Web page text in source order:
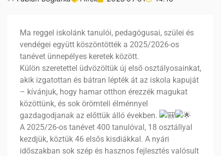
Ma reggel iskolánk tanulói, pedagógusai, szülei és
vendégei együtt köszöntötték a 2025/2026-os
tanévet ünnepélyes keretek között.
Külön szeretettel üdvözöltük új első osztályosainkat,
akik izgatottan és bátran lépték át az iskola kapuját
– kívánjuk, hogy hamar otthon érezzék magukat
közöttünk, és sok örömteli élménnyel
gazdagodjanak az előttük álló években.
A 2025/26-os tanévet 400 tanulóval, 18 osztállyal
kezdjük, köztük 46 elsős kisdiákkal. A nyári
időszakban sok szép és hasznos fejlesztés valósult